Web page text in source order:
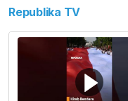
Republika TV